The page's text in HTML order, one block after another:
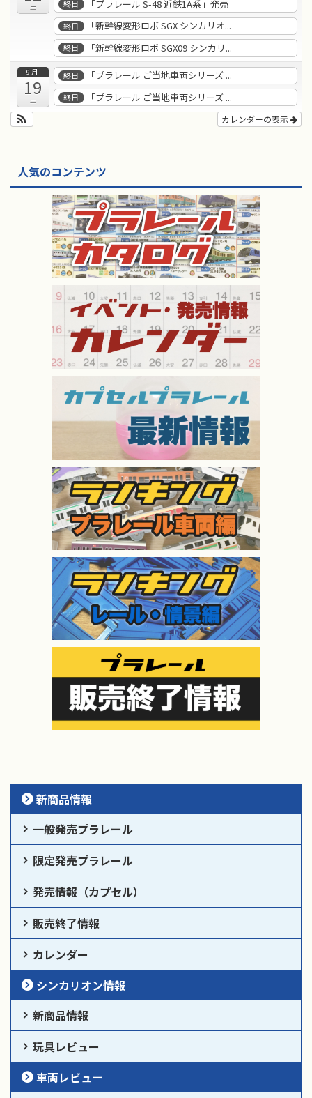
土 終日 「プラレール S-48 近鉄1A系」発売
終日 「新幹線変形ロボ SGX シンカリオ...
終日 「新幹線変形ロボ SGX09 シンカリ...
9月
19
土
終日 「プラレール ご当地車両シリーズ ...
終日 「プラレール ご当地車両シリーズ ...
カレンダーの表示
人気のコンテンツ
新商品情報
一般発売プラレール
限定発売プラレール
発売情報（カプセル）
販売終了情報
カレンダー
シンカリオン情報
新商品情報
玩具レビュー
車両レビュー